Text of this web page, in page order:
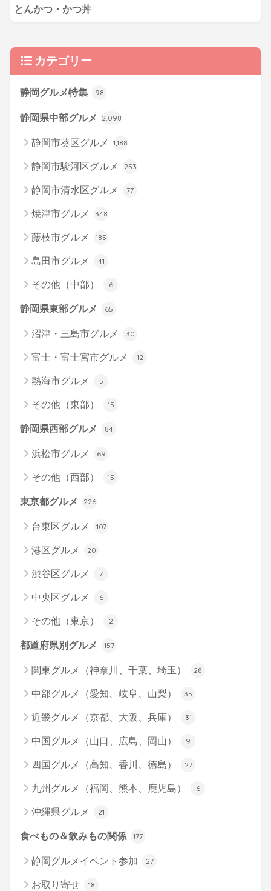
とんかつ・かつ丼
カテゴリー
静岡グルメ特集 98
静岡県中部グルメ 2,098
静岡市葵区グルメ 1,188
静岡市駿河区グルメ 253
静岡市清水区グルメ 77
焼津市グルメ 348
藤枝市グルメ 185
島田市グルメ 41
その他（中部） 6
静岡県東部グルメ 65
沼津・三島市グルメ 30
富士・富士宮市グルメ 12
熱海市グルメ 5
その他（東部） 15
静岡県西部グルメ 84
浜松市グルメ 69
その他（西部） 15
東京都グルメ 226
台東区グルメ 107
港区グルメ 20
渋谷区グルメ 7
中央区グルメ 6
その他（東京） 2
都道府県別グルメ 157
関東グルメ（神奈川、千葉、埼玉） 28
中部グルメ（愛知、岐阜、山梨） 35
近畿グルメ（京都、大阪、兵庫） 31
中国グルメ（山口、広島、岡山） 9
四国グルメ（高知、香川、徳島） 27
九州グルメ（福岡、熊本、鹿児島） 6
沖縄県グルメ 21
食べもの＆飲みもの関係 177
静岡グルメイベント参加 27
お取り寄せ 18